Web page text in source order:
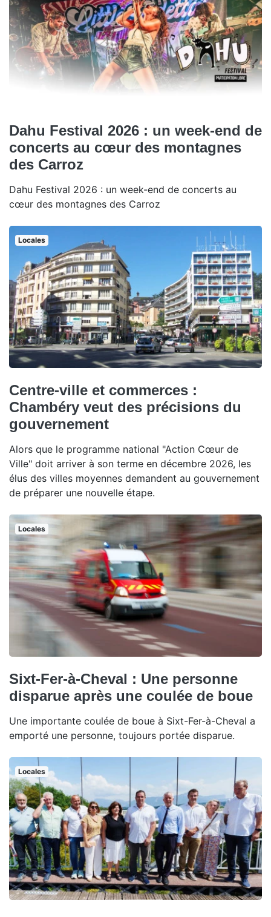
Dahu Festival 2026 : un week-end de
concerts au cœur des montagnes
des Carroz
Dahu Festival 2026 : un week-end de concerts au
cœur des montagnes des Carroz
Locales
Centre-ville et commerces :
Chambéry veut des précisions du
gouvernement
Alors que le programme national "Action Cœur de
Ville" doit arriver à son terme en décembre 2026, les
élus des villes moyennes demandent au gouvernement
de préparer une nouvelle étape.
Locales
Sixt-Fer-à-Cheval : Une personne
disparue après une coulée de boue
Une importante coulée de boue à Sixt-Fer-à-Cheval a
emporté une personne, toujours portée disparue.
Locales